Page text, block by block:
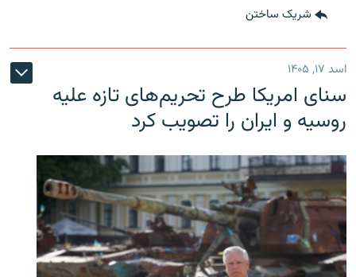
شریک ساختن
اسد ۱۷, ۱۴۰۵
سنای امریکا طرح تحریم‌های تازه علیه
روسیه و ایران را تصویب کرد